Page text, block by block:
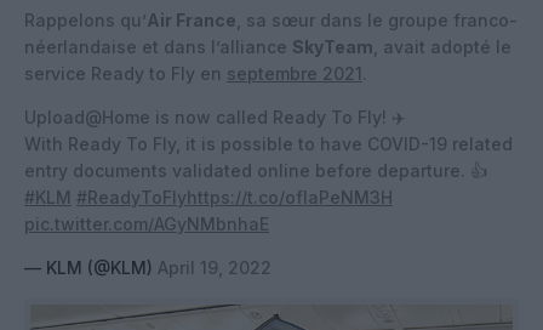
Rappelons qu’Air France , sa sœur dans le groupe franco-
néerlandaise et dans l’alliance SkyTeam , avait adopté le
service Ready to Fly en septembre 2021.
Upload@Home is now called Ready To Fly! ✈️​
With Ready To Fly, it is possible to have COVID-19 related
entry documents validated online before departure. 👍​
#KLM #ReadyToFlyhttps://t.co/ofIaPeNM3H
pic.twitter.com/AGyNMbnhaE
— KLM (@KLM) April 19, 2022